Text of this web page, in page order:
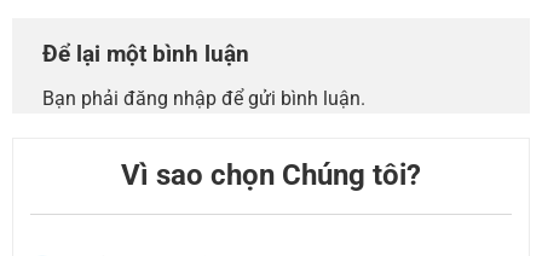
Để lại một bình luận
Bạn phải đăng nhập để gửi bình luận.
Vì sao chọn Chúng tôi?